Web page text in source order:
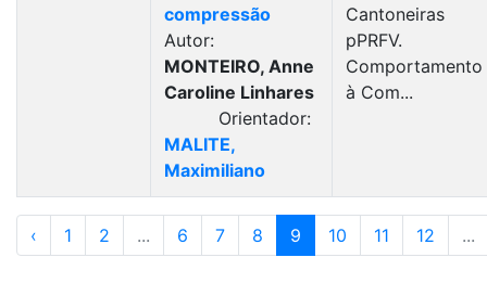
compressão
Autor:
MONTEIRO, Anne
Caroline Linhares
Orientador:
MALITE,
Maximiliano
Cantoneiras
pPRFV.
Comportamento
à Com...
‹ 1 2 ... 6 7 8 9 10 11 12 ...